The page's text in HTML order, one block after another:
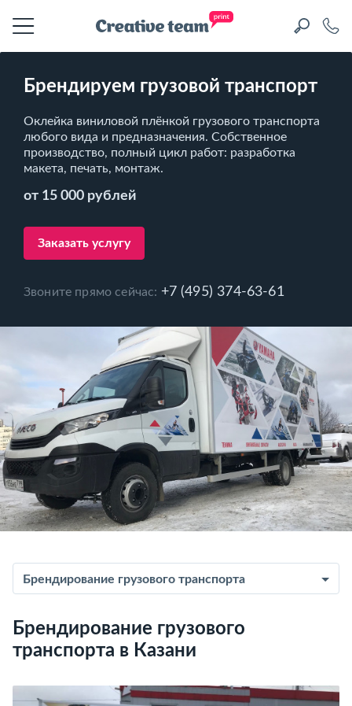
Брендируем грузовой транспорт
Оклейка виниловой плёнкой грузового транспорта
любого вида и предназначения. Собственное
производство, полный цикл работ: разработка
макета, печать, монтаж.
от 15 000 рублей
Заказать услугу
Звоните прямо сейчас: +7 (495) 374-63-61
Брендирование грузового транспорта
Брендирование грузового
транспорта в Казани